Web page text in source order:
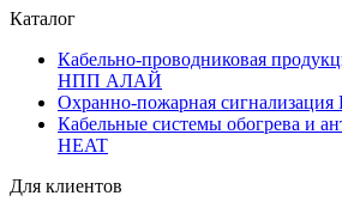
Каталог
Кабельно-проводниковая
НПП АЛАЙ
Охранно-пожарная
Кабельные системы обогрева и
HEAT
Для клиентов